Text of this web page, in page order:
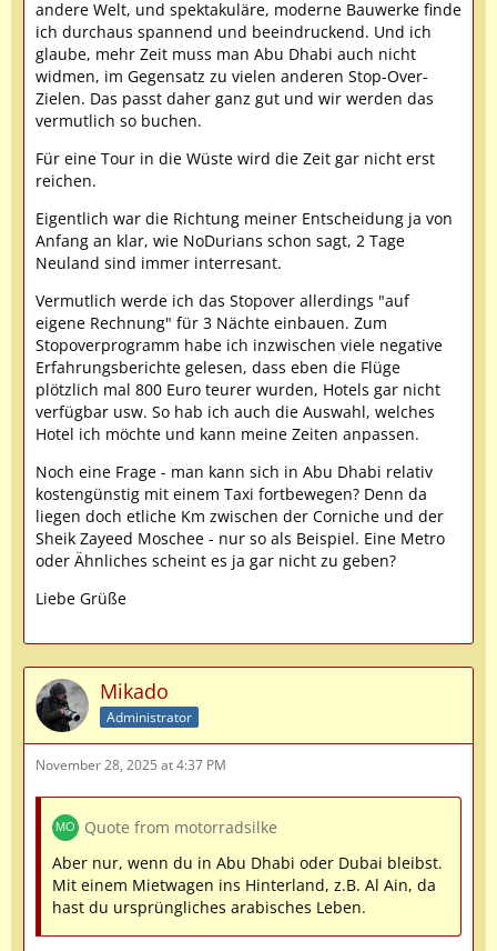
andere Welt, und spektakuläre, moderne Bauwerke finde
ich durchaus spannend und beeindruckend. Und ich
glaube, mehr Zeit muss man Abu Dhabi auch nicht
widmen, im Gegensatz zu vielen anderen Stop-Over-
Zielen. Das passt daher ganz gut und wir werden das
vermutlich so buchen.
Für eine Tour in die Wüste wird die Zeit gar nicht erst
reichen.
Eigentlich war die Richtung meiner Entscheidung ja von
Anfang an klar, wie NoDurians schon sagt, 2 Tage
Neuland sind immer interresant.
Vermutlich werde ich das Stopover allerdings "auf
eigene Rechnung" für 3 Nächte einbauen. Zum
Stopoverprogramm habe ich inzwischen viele negative
Erfahrungsberichte gelesen, dass eben die Flüge
plötzlich mal 800 Euro teurer wurden, Hotels gar nicht
verfügbar usw. So hab ich auch die Auswahl, welches
Hotel ich möchte und kann meine Zeiten anpassen.
Noch eine Frage - man kann sich in Abu Dhabi relativ
kostengünstig mit einem Taxi fortbewegen? Denn da
liegen doch etliche Km zwischen der Corniche und der
Sheik Zayeed Moschee - nur so als Beispiel. Eine Metro
oder Ähnliches scheint es ja gar nicht zu geben?
Liebe Grüße
Mikado
Administrator
November 28, 2025 at 4:37 PM
Quote from motorradsilke
Aber nur, wenn du in Abu Dhabi oder Dubai bleibst.
Mit einem Mietwagen ins Hinterland, z.B. Al Ain, da
hast du ursprüngliches arabisches Leben.